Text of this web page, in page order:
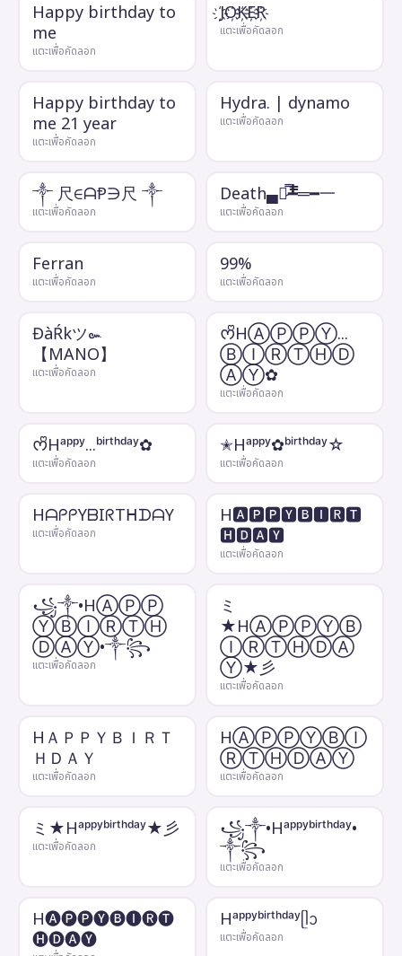
Happy birthday to
me
แตะเพื่อคัดลอก
J҉O҉K҉E҉R҉
แตะเพื่อคัดลอก
Happy birthday to
me 21 year
แตะเพื่อคัดลอก
Hydra. | dynamo
แตะเพื่อคัดลอก
༒ 尺∈ᗩⱣ∋尺 ༒
แตะเพื่อคัดลอก
Death▄︻̷̿┻̿═━一
แตะเพื่อคัดลอก
Ferran
แตะเพื่อคัดลอก
99%
แตะเพื่อคัดลอก
ĐàŔkツ๛
【MANO】
แตะเพื่อคัดลอก
ᰔᩚHⒶⓅⓅⓎ...
ⒷⒾⓇⓉⒽⒹ
ⒶⓎ✿
แตะเพื่อคัดลอก
ᰔᩚHᵃᵖᵖʸ...ᵇⁱʳᵗʰᵈᵃʸ✿
แตะเพื่อคัดลอก
✭Hᵃᵖᵖʸ✿ᵇⁱʳᵗʰᵈᵃʸ☆
แตะเพื่อคัดลอก
HᗩᑭᑭYᗷIᖇTᕼᗪᗩY
แตะเพื่อคัดลอก
H🅰🅿🅿🆈🅱🅸🆁🆃
🅷🅳🅰🆈
แตะเพื่อคัดลอก
꧁༒•HⒶⓅⓅ
ⓎⒷⒾⓇⓉⒽ
ⒹⒶⓎ•༒꧂
แตะเพื่อคัดลอก
ミ
★HⒶⓅⓅⓎⒷ
ⒾⓇⓉⒽⒹⒶ
Ⓨ★彡
แตะเพื่อคัดลอก
HＡＰＰＹＢＩＲＴ
ＨＤＡＹ
แตะเพื่อคัดลอก
HⒶⓅⓅⓎⒷⒾ
ⓇⓉⒽⒹⒶⓎ
แตะเพื่อคัดลอก
ミ★Hᵃᵖᵖʸᵇⁱʳᵗʰᵈᵃʸ★彡
แตะเพื่อคัดลอก
꧁༒•Hᵃᵖᵖʸᵇⁱʳᵗʰᵈᵃʸ•
༒꧂
แตะเพื่อคัดลอก
H🅐🅟🅟🅨🅑🅘🅡🅣
🅗🅓🅐🅨
Hᵃᵖᵖʸᵇⁱʳᵗʰᵈᵃʸᥫᩣ
แตะเพื่อคัดลอก